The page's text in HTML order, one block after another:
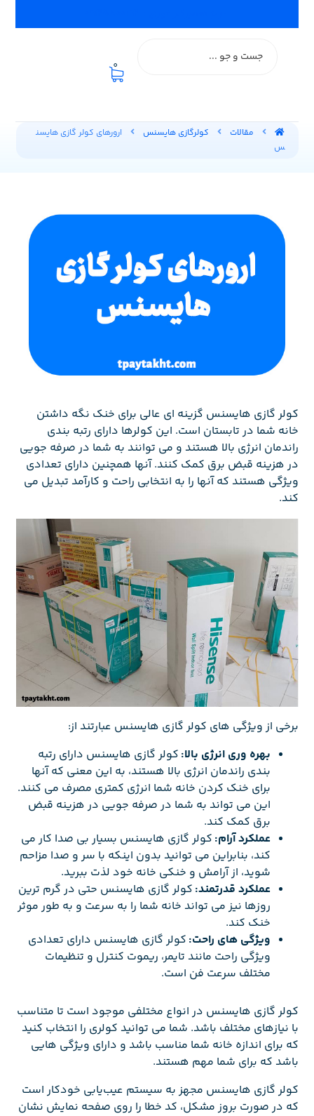
0
مقالات کولرگازی هایسنس
ارورهای کولر گازی هایسن
س
کولر گازی هایسنس گزینه ای عالی برای خنک نگه داشتن
خانه شما در تابستان است. این کولرها دارای رتبه بندی
راندمان انرژی بالا هستند و می توانند به شما در صرفه جویی
در هزینه قبض برق کمک کنند. آنها همچنین دارای تعدادی
ویژگی هستند که آنها را به انتخابی راحت و کارآمد تبدیل می
کند.
برخی از ویژگی های کولر گازی هایسنس عبارتند از:
بهره وری انرژی بالا: کولر گازی هایسنس دارای رتبه
بندی راندمان انرژی بالا هستند، به این معنی که آنها
برای خنک کردن خانه شما انرژی کمتری مصرف می کنند.
این می تواند به شما در صرفه جویی در هزینه قبض
برق کمک کند.
عملکرد آرام: کولر گازی هایسنس بسیار بی صدا کار می
کند، بنابراین می توانید بدون اینکه با سر و صدا مزاحم
شوید، از آرامش و خنکی خانه خود لذت ببرید.
عملکرد قدرتمند: کولر گازی هایسنس حتی در گرم ترین
روزها نیز می تواند خانه شما را به سرعت و به طور موثر
خنک کند.
ویژگی های راحت: کولر گازی هایسنس دارای تعدادی
ویژگی راحت مانند تایمر، ریموت کنترل و تنظیمات
مختلف سرعت فن است.
کولر گازی هایسنس در انواع مختلفی موجود است تا متناسب
با نیازهای مختلف باشد. شما می توانید کولری را انتخاب کنید
که برای اندازه خانه شما مناسب باشد و دارای ویژگی هایی
باشد که برای شما مهم هستند.
کولر گازی هایسنس مجهز به سیستم عیب‌یابی خودکار است
که در صورت بروز مشکل، کد خطا را روی صفحه نمایش نشان